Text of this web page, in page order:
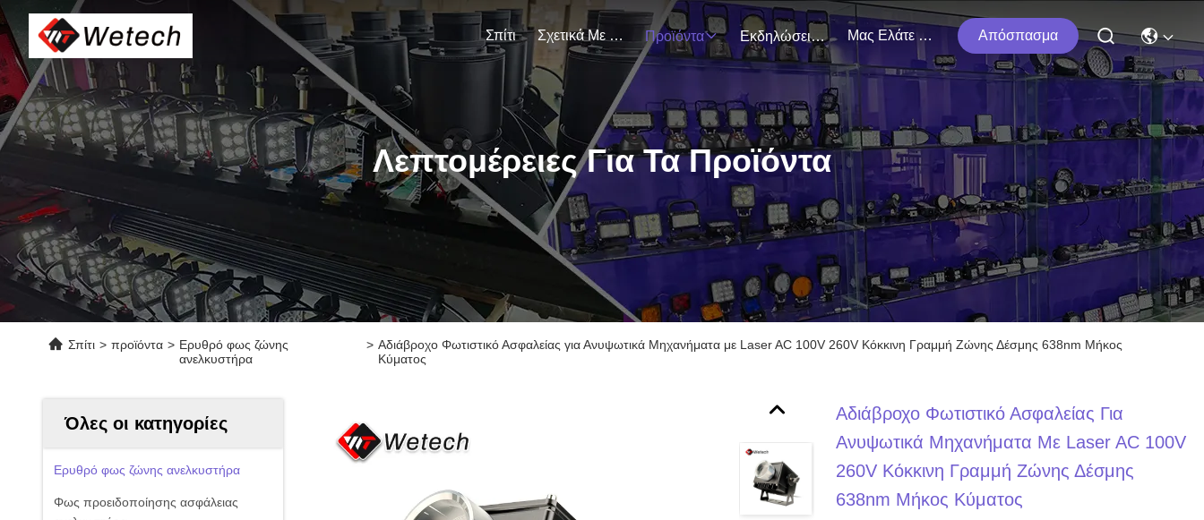
Σπίτι Σχετικά Με Εμάς Προϊόντα Εκδηλώσεις Μας Ελάτε Σε Επαφή Με Απόσπασμα
Λεπτομέρειες Για Τα Προϊόντα
Σπίτι > προϊόντα > Ερυθρό φως ζώνης
ανελκυστήρα
> Αδιάβροχο Φωτιστικό Ασφαλείας για Ανυψωτικά Μηχανήματα με Laser AC 100V 260V Κόκκινη Γραμμή Ζώνης Δέσμης 638nm Μήκος
Κύματος
Όλες οι κατηγορίες
Ερυθρό φως ζώνης ανελκυστήρα
Φως προειδοποίησης ασφάλειας
Αδιάβροχο Φωτιστικό Ασφαλείας Για
Ανυψωτικά Μηχανήματα Με Laser AC 100V
260V Κόκκινη Γραμμή Ζώνης Δέσμης
638nm Μήκος Κύματος